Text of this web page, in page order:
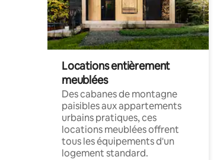
Locations entièrement
meublées
Des cabanes de montagne
paisibles aux appartements
urbains pratiques, ces
locations meublées offrent
tous les équipements d'un
logement standard.